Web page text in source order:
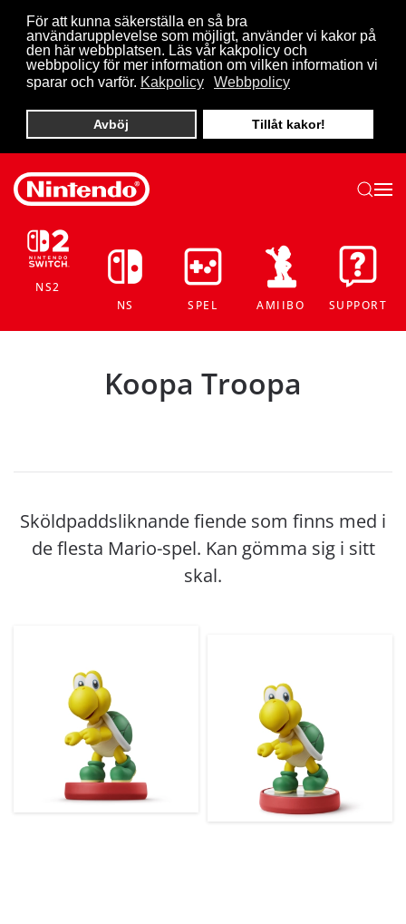
För att kunna säkerställa en så bra
användarupplevelse som möjligt, använder vi kakor på
den här webbplatsen. Läs vår kakpolicy och
webbpolicy för mer information om vilken information vi
sparar och varför. Kakpolicy Webbpolicy
Avböj Tillåt kakor!
Skip to main content
NS2
NS
SPEL AMIIBO SUPPORT
Koopa Troopa
Sköldpaddsliknande fiende som finns med i
de flesta Mario-spel. Kan gömma sig i sitt
skal.